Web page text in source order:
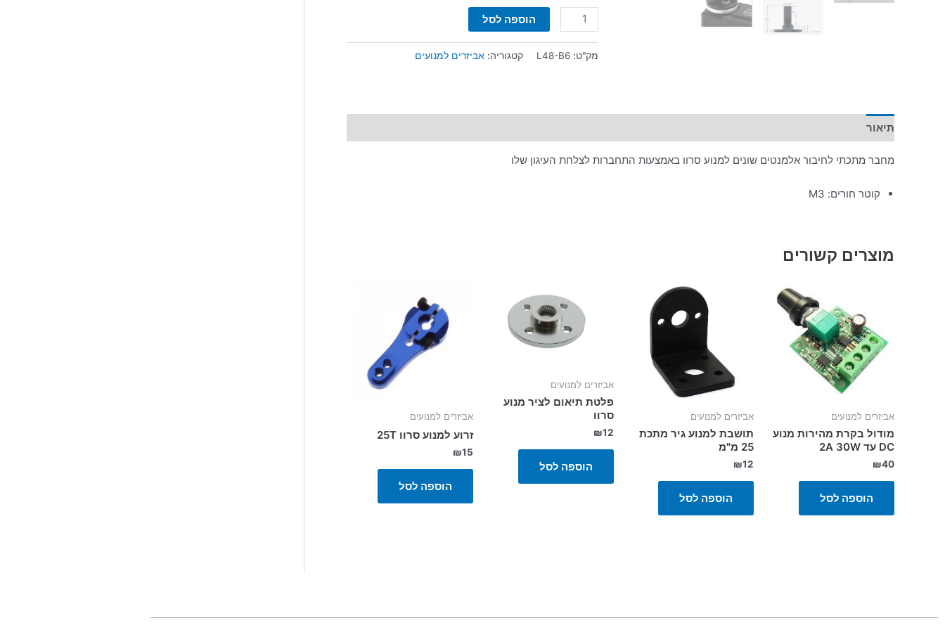
הוספה לסל
מק"ט: L48-B6 קטגוריה: אביזרים למנועים
תיאור
מחבר מתכתי לחיבור אלמנטים שונים למנוע סרוו באמצעות התחברות לצלחת העיגון שלו
קוטר חורים: M3
מוצרים קשורים
אביזרים למנועים
מודול בקרת מהירות מנוע
DC עד 2A 30W
₪40
הוספה לסל
אביזרים למנועים
תושבת למנוע גיר מתכת
25 מ"מ
₪12
הוספה לסל
אביזרים למנועים
פלטת תיאום לציר מנוע
סרוו
₪12
הוספה לסל
אביזרים למנועים
זרוע למנוע סרוו 25T
₪15
הוספה לסל